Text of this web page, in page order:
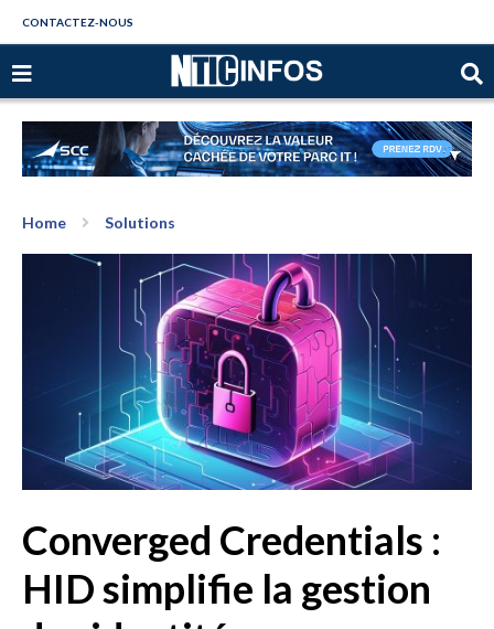
CONTACTEZ-NOUS
Home Solutions
Converged Credentials :
HID simplifie la gestion